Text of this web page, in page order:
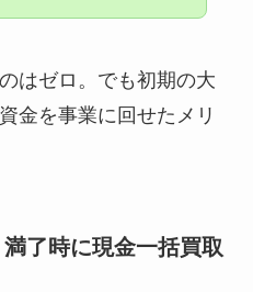
はゼロ。でも初期の大
金を事業に回せたメリ
了時に現金一括買取